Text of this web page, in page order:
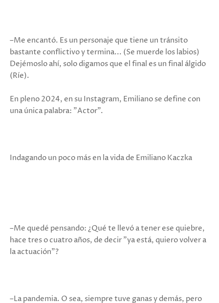
–Me encantó. Es un personaje que tiene un tránsito
bastante conflictivo y termina... (Se muerde los labios)
Dejémoslo ahí, solo digamos que el final es un final álgido
(Ríe).
En pleno 2024, en su Instagram, Emiliano se define con
una única palabra: "Actor".
Indagando un poco más en la vida de Emiliano Kaczka
–Me quedé pensando: ¿Qué te llevó a tener ese quiebre,
hace tres o cuatro años, de decir "ya está, quiero volver a
la actuación"?
–La pandemia. O sea, siempre tuve ganas y demás, pero